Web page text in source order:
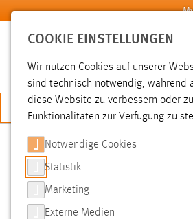
Zum Hauptinhalt springen
JETZT
SUCHE
FILTER
COOKIE EINSTELLUNGEN
Wir nutzen Cookies auf unserer
sind technisch notwendig, während
diese Website zu verbessern oder
Funktionalitäten zur Verfügung zu
Notwendige Cookies
Statistik
Marketing
Externe Medien